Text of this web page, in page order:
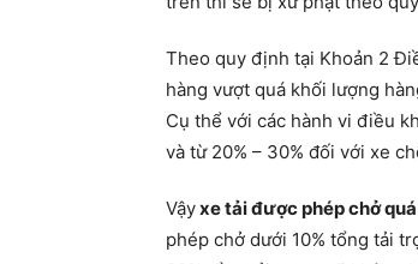
Theo quy định tại Khoản 2
hàng vượt quá khối lượng
Cụ thể với các hành vi điều
và từ 20% – 30% đối với xe
Vậyxe tải được phép chở
phép chở dưới 10% tổng tải